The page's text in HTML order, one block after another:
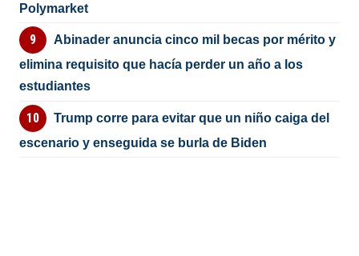
Polymarket
Abinader anuncia cinco mil becas por mérito y
elimina requisito que hacía perder un año a los
estudiantes
Trump corre para evitar que un niño caiga del
escenario y enseguida se burla de Biden